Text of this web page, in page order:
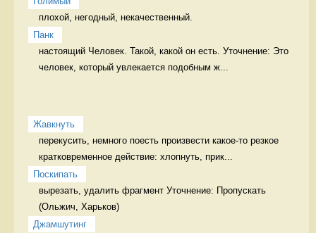
плохой, негодный, некачественный.
Панк
настоящий Человек. Такой, какой он есть. Уточнение: Это
человек, который увлекается подобным ж...
Жавкнуть
перекусить, немного поесть произвести какое-то резкое
кратковременное действие: хлопнуть, прик...
Поскипать
вырезать, удалить фрагмент Уточнение: Пропускать
Джамшутинг